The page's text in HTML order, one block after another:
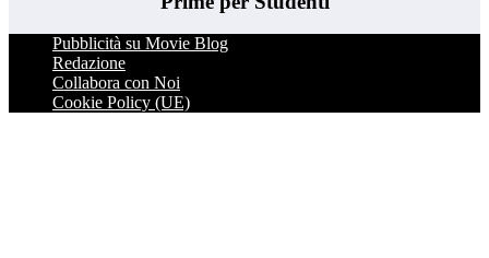
Pubblicità su Movie Blog
Redazione
Collabora con Noi
Cookie Policy (UE)